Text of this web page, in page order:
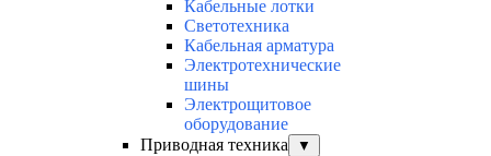
Кабельные лотки
Светотехника
Кабельная арматура
Электротехнические
шины
Электрощитовое
оборудование
Приводная техника
▼